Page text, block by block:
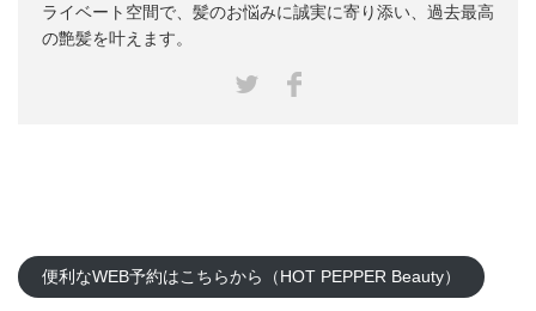
ライベート空間で、髪のお悩みに誠実に寄り添い、過去最高
の艶髪を叶えます。
便利なWEB予約はこちらから（HOT PEPPER Beauty）